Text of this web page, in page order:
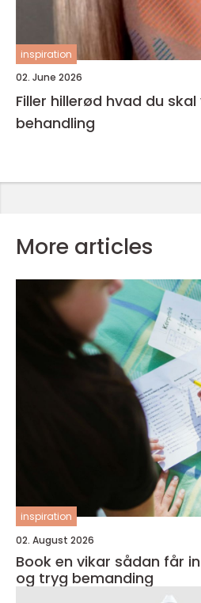
inspiration
02. June 2026
Filler hillerød hvad du skal vide, før du vælger
behandling
More articles
inspiration
02. August 2026
Book en vikar sådan får institutioner hurtig
og tryg bemanding